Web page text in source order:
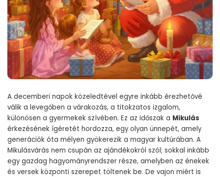
A decemberi napok közeledtével egyre inkább érezhetővé
válik a levegőben a várakozás, a titokzatos izgalom,
különösen a gyermekek szívében. Ez az időszak a Mikulás
érkezésének ígéretét hordozza, egy olyan ünnepét, amely
generációk óta mélyen gyökerezik a magyar kultúrában. A
Mikulásvárás nem csupán az ajándékokról szól; sokkal inkább
egy gazdag hagyományrendszer része, amelyben az énekek
és versek központi szerepet töltenek be. De vajon miért is